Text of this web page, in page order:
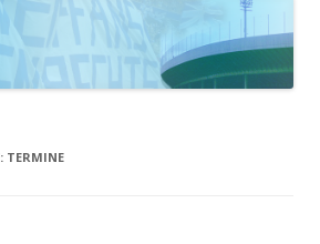
TERMINE